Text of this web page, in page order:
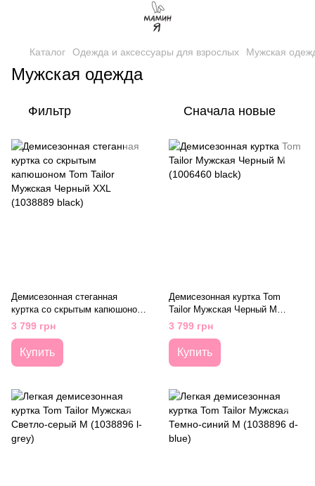
Каталог Одежда и аксессуары для взрослых Мужская
Мужская одежда
Фильтр Сначала новые
Демисезонная стеганная
куртка со скрытым капюшоном
Tom Tailor Мужская Черный
XXL (1038889 black)
3 799 грн
Купить
Демисезонная куртка Tom
Tailor Мужская Черный M
(1006460 black)
3 799 грн
Купить